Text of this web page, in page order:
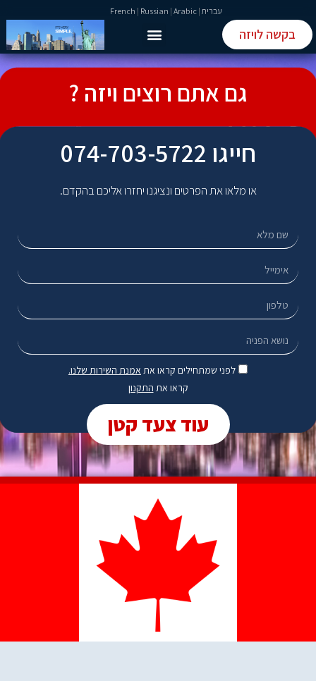
עברית |
French | Russian | Arabic
בקשה לויזה
גם אתם רוצים ויזה ?
חייגו 074-703-5722
או מלאו את הפרטים ונציגנו יחזרו אליכם בהקדם.
לפני שמתחילים קראו את אמנת השירות שלנו.
קראו את התקנון
עוד צעד קטן